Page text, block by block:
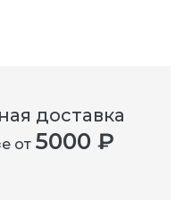
доставка
от 5000 ₽